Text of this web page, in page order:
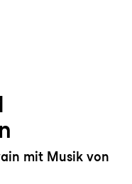
mit Musik von